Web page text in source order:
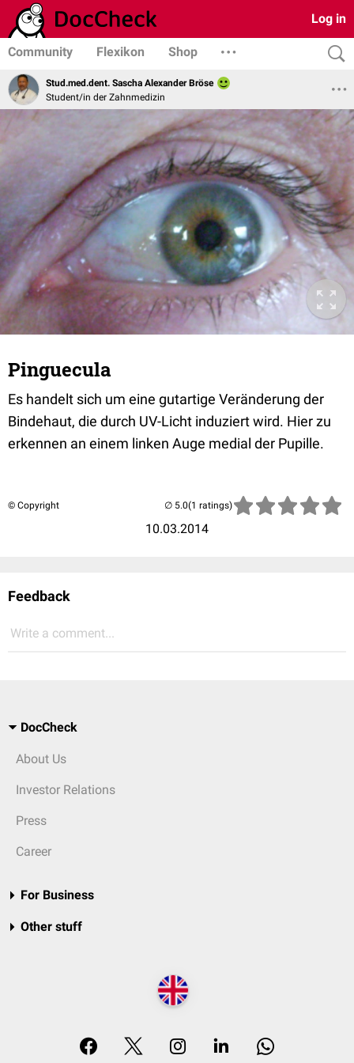
Log in
Community Flexikon Shop
Stud.med.dent. Sascha Alexander Bröse
Student/in der Zahnmedizin
Pinguecula
Es handelt sich um eine gutartige Veränderung der
Bindehaut, die durch UV-Licht induziert wird. Hier zu
erkennen an einem linken Auge medial der Pupille.
© Copyright
10.03.2014
(1 ratings)
Feedback
Write a comment...
DocCheck
About Us
Investor Relations
Press
Career
For Business
Other stuff